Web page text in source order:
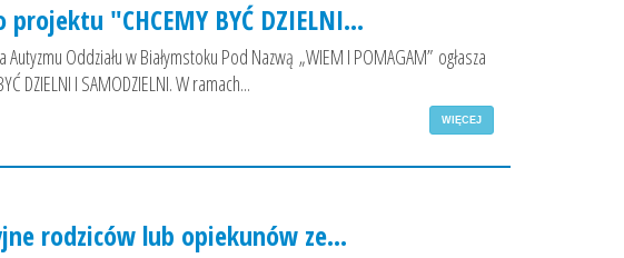
"CHCEMY BYĆ DZIELNI...
Oddziału w Białymstoku Pod Nazwą „WIEM I POMAGAM” ogłasza
DZIELNI I SAMODZIELNI. W ramach...
WIĘCEJ
rodziców lub opiekunów ze...